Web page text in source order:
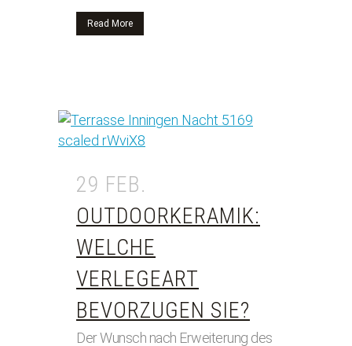
Read More
29 FEB.
OUTDOORKERAMIK:
WELCHE
VERLEGEART
BEVORZUGEN SIE?
Der Wunsch nach Erweiterung des